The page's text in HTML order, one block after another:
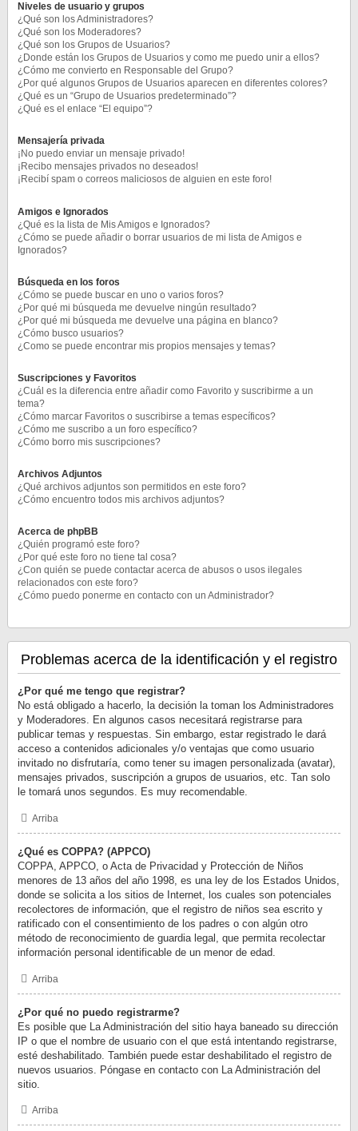
Niveles de usuario y grupos
¿Qué son los Administradores?
¿Qué son los Moderadores?
¿Qué son los Grupos de Usuarios?
¿Donde están los Grupos de Usuarios y como me puedo unir a ellos?
¿Cómo me convierto en Responsable del Grupo?
¿Por qué algunos Grupos de Usuarios aparecen en diferentes colores?
¿Qué es un “Grupo de Usuarios predeterminado”?
¿Qué es el enlace “El equipo”?
Mensajería privada
¡No puedo enviar un mensaje privado!
¡Recibo mensajes privados no deseados!
¡Recibí spam o correos maliciosos de alguien en este foro!
Amigos e Ignorados
¿Qué es la lista de Mis Amigos e Ignorados?
¿Cómo se puede añadir o borrar usuarios de mi lista de Amigos e
Ignorados?
Búsqueda en los foros
¿Cómo se puede buscar en uno o varios foros?
¿Por qué mi búsqueda me devuelve ningún resultado?
¿Por qué mi búsqueda me devuelve una página en blanco?
¿Cómo busco usuarios?
¿Como se puede encontrar mis propios mensajes y temas?
Suscripciones y Favoritos
¿Cuál es la diferencia entre añadir como Favorito y suscribirme a un
tema?
¿Cómo marcar Favoritos o suscribirse a temas específicos?
¿Cómo me suscribo a un foro específico?
¿Cómo borro mis suscripciones?
Archivos Adjuntos
¿Qué archivos adjuntos son permitidos en este foro?
¿Cómo encuentro todos mis archivos adjuntos?
Acerca de phpBB
¿Quién programó este foro?
¿Por qué este foro no tiene tal cosa?
¿Con quién se puede contactar acerca de abusos o usos ilegales
relacionados con este foro?
¿Cómo puedo ponerme en contacto con un Administrador?
Problemas acerca de la identificación y el registro
¿Por qué me tengo que registrar?
No está obligado a hacerlo, la decisión la toman los Administradores
y Moderadores. En algunos casos necesitará registrarse para
publicar temas y respuestas. Sin embargo, estar registrado le dará
acceso a contenidos adicionales y/o ventajas que como usuario
invitado no disfrutaría, como tener su imagen personalizada (avatar),
mensajes privados, suscripción a grupos de usuarios, etc. Tan solo
le tomará unos segundos. Es muy recomendable.
Arriba
¿Qué es COPPA? (APPCO)
COPPA, APPCO, o Acta de Privacidad y Protección de Niños
menores de 13 años del año 1998, es una ley de los Estados Unidos,
donde se solicita a los sitios de Internet, los cuales son potenciales
recolectores de información, que el registro de niños sea escrito y
ratificado con el consentimiento de los padres o con algún otro
método de reconocimiento de guardia legal, que permita recolectar
información personal identificable de un menor de edad.
Arriba
¿Por qué no puedo registrarme?
Es posible que La Administración del sitio haya baneado su dirección
IP o que el nombre de usuario con el que está intentando registrarse,
esté deshabilitado. También puede estar deshabilitado el registro de
nuevos usuarios. Póngase en contacto con La Administración del
sitio.
Arriba